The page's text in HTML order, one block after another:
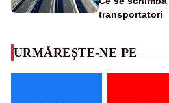
transportatori
URMĂREȘTE-NE PE